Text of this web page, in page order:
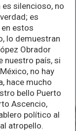
es silencioso, no
es
estos
lo demuestran
Obrador
nuestro país, si
no hay
hace mucho
bello Puerto
Ascencio,
político al
atropello.